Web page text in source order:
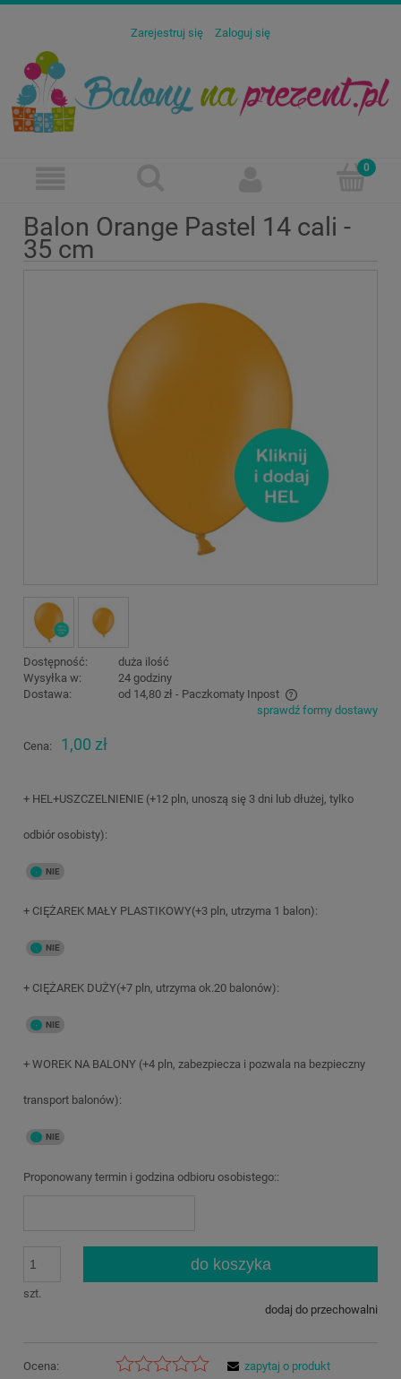
Zarejestruj się Zaloguj się
Balon Orange Pastel 14 cali -
35 cm
Dostępność:
duża ilość
Wysyłka w:
24 godziny
Dostawa:
od 14,80 zł - Paczkomaty Inpost
Cena nie zawiera ewentualnych kosztów płatnościsprawdź formy dostawy
Cena: 1,00 zł
+ HEL+USZCZELNIENIE (+12 pln, unoszą się 3 dni lub dłużej, tylko
odbiór osobisty):
+ CIĘŻAREK MAŁY PLASTIKOWY(+3 pln, utrzyma 1 balon):
+ CIĘŻAREK DUŻY(+7 pln, utrzyma ok.20 balonów):
+ WOREK NA BALONY (+4 pln, zabezpiecza i pozwala na bezpieczny
transport balonów):
Proponowany termin i godzina odbioru osobistego::
szt.
do koszyka
dodaj do przechowalni
Ocena:
zapytaj o produkt